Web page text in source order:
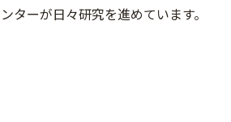
ターが日々研究を進めています。